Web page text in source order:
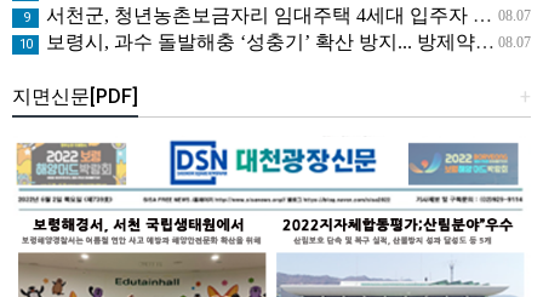
08.07
9 서천군, 청년농촌보금자리 임대주택 4세대 입주자 모집
08.07
10 보령시, 과수 돌발해충 ‘성충기’ 확산 방지... 방제약제 배부
+
지면신문[PDF]